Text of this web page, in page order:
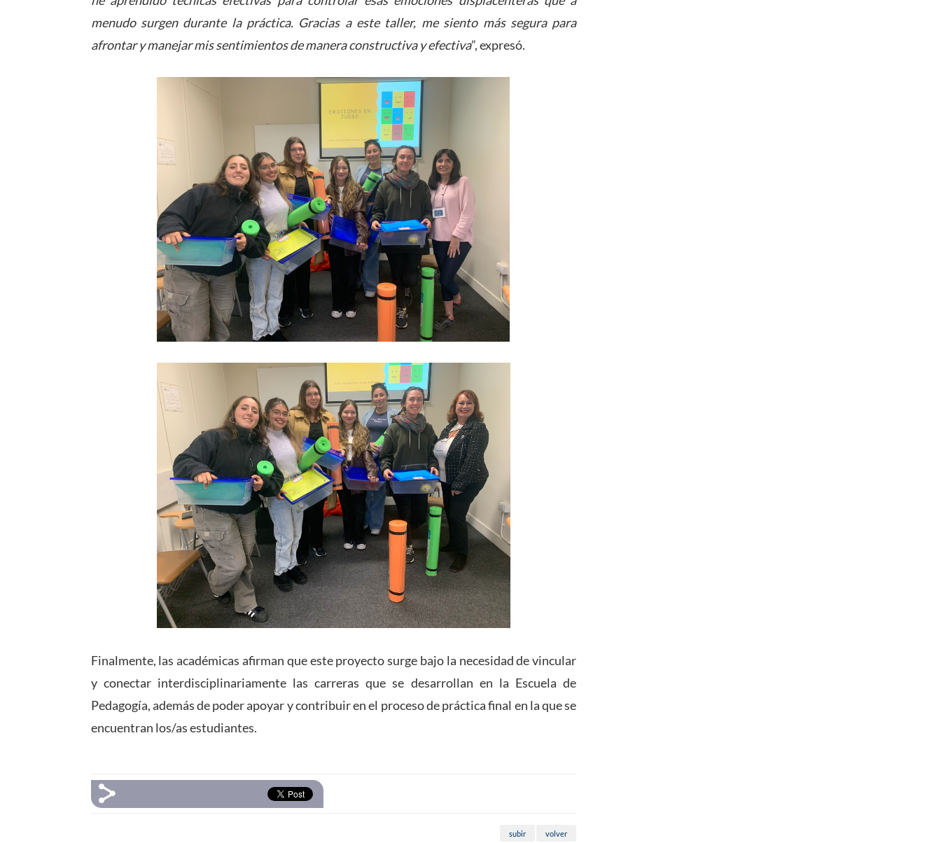
menudo surgen durante la práctica. Gracias a este taller, me siento más segura para
afrontar y manejar mis sentimientos de manera constructiva y efectiva”, expresó.
Finalmente, las académicas afirman que este proyecto surge bajo la necesidad de vincular
y conectar interdisciplinariamente las carreras que se desarrollan en la Escuela de
Pedagogía, además de poder apoyar y contribuir en el proceso de práctica final en la que se
encuentran los/as estudiantes.
subir volver